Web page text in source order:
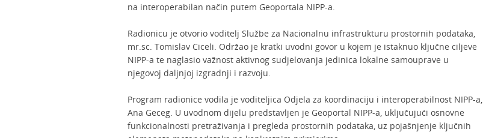
na interoperabilan način putem Geoportala NIPP-a.
Radionicu je otvorio voditelj Službe za Nacionalnu infrastrukturu prostornih podataka,
mr.sc. Tomislav Ciceli. Održao je kratki uvodni govor u kojem je istaknuo ključne ciljeve
NIPP-a te naglasio važnost aktivnog sudjelovanja jedinica lokalne samouprave u
njegovoj daljnjoj izgradnji i razvoju.
Program radionice vodila je voditeljica Odjela za koordinaciju i interoperabilnost NIPP-a,
Ana Geceg. U uvodnom dijelu predstavljen je Geoportal NIPP-a, uključujući osnovne
funkcionalnosti pretraživanja i pregleda prostornih podataka, uz pojašnjenje ključnih